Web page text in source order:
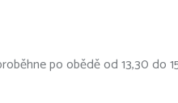
po obědě od 13,30 do